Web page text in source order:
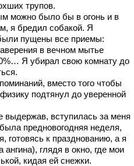
трупов.
можно было бы в огонь и в
я бредил собакой. Я
пущены все приемы:
в вечном мытье
Я убирал свою комнату до
вместо того чтобы
подтянул до уверенной
вступилась за меня
предновогодняя неделя,
готовясь к празднованию, а я
глядя в окно, где мои
кидая ей снежки.